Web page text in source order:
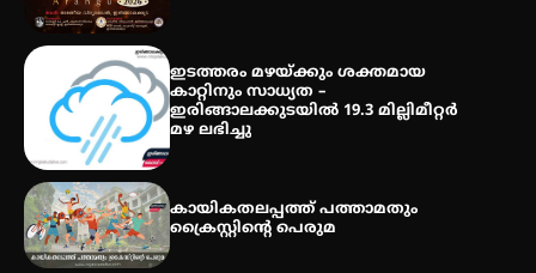
ഇടത്തരം മഴയ്ക്കും ശക്തമായ
കാറ്റിനും സാധ്യത –
ഇരിങ്ങാലക്കുടയിൽ 19.3 മില്ലിമീറ്റർ
മഴ ലഭിച്ചു
കായികതലപ്പത്ത് പത്താമതും
ക്രൈസ്റ്റിന്റെ പെരുമ